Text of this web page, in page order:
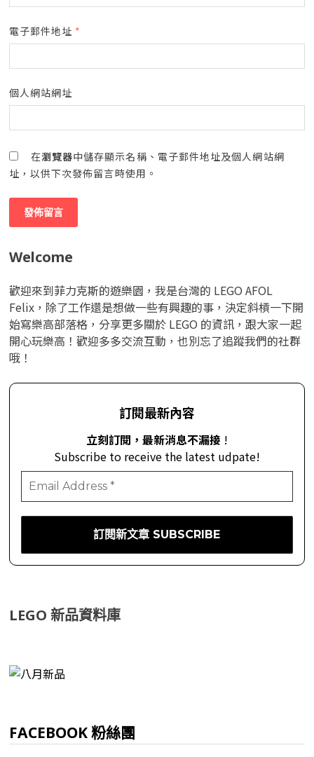
電子郵件地址 *
個人網站網址
在瀏覽器中儲存顯示名稱、電子郵件地址及個人網站網
址，以供下次發佈留言時使用。
Welcome
歡迎來到菲力克斯的遊樂園，我是台灣的 LEGO AFOL
Felix，除了工作還是想做一些有興趣的事，決定斜槓一下開
始寫樂高部落格，分享更多關於 LEGO 的資訊，跟大家一起
開心玩樂高！歡迎多多交流互動，也別忘了追蹤我們的社群
哦！
訂閱最新內容
立刻訂閱，最新消息不漏接 !
Subscribe to receive the latest udpate!
LEGO 新品資料庫
FACEBOOK 粉絲團